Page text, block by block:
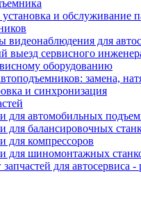
установка и обслуживание
видеонаблюдения для
выезд сервисного
оборудованию
замена,
и синхронизация
для автомобильных
для балансировочных
для компрессоров
для шиномонтажных
запчастей для автосервиса -